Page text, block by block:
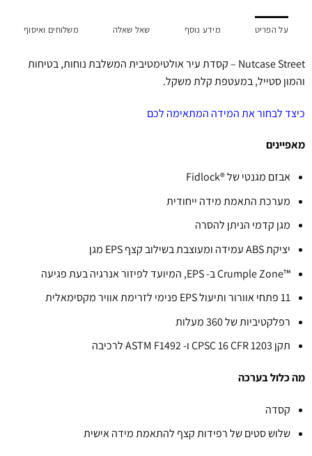
על הפריט מידע נוסף שאל שאלה משלוחים ואיסוף
Nutcase Street – קסדת עיר אולטימטיבית המשלבת נוחות, בטיחות
והמון סטייל, במעטפת קלת משקל.
כיצד לבחור את המידה המתאימה לכם
מאפיינים
אבזם מגנטי של ®Fidlock
מערכת התאמת מידה ייחודית
מגן קדמי הניתן להסרה
יציקת ABS עמידה ומעוצבת בשילוב קצף EPS מגן
™Crumple Zone ב- EPS, המיועד לפיזור אנרגיה בעת פגיעה
11 פתחי אוורור ותיעול EPS פנימי לזרימת אוויר מקסימאלית
רפלקטיביות של 360 מעלות
תקן CPSC 16 CFR 1203 ו- ASTM F1492 לרכיבה
מה כלול בערכה
קסדה
שלוש סטים של רפידות קצף להתאמת מידה אישית